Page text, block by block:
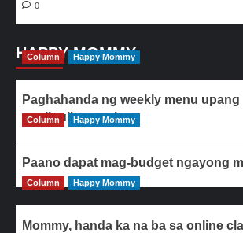
0
HAPPY MOMMY
Column Happy Mommy
Paghahanda ng weekly menu
paulit-ulit ang ulam
Column Happy Mommy
Paano dapat mag-budget ngayong
Column Happy Mommy
Mommy, handa ka na ba sa online